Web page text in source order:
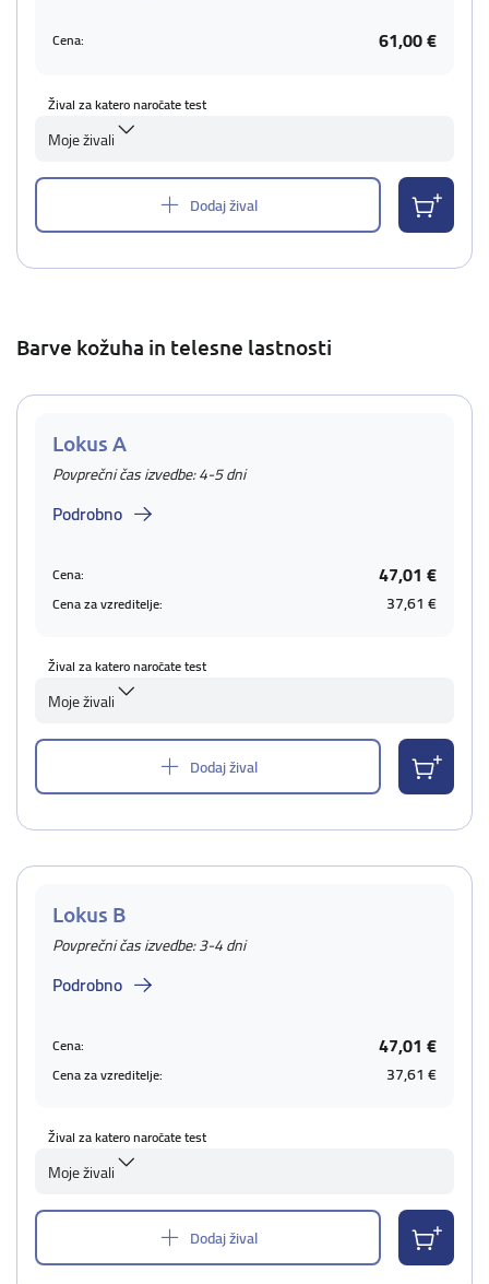
Cena: 61,00 €
Žival za katero naročate test
Moje živali
Dodaj žival
Barve kožuha in telesne lastnosti
Lokus A
Povprečni čas izvedbe: 4-5 dni
Podrobno
Cena: 47,01 €
Cena za vzreditelje: 37,61 €
Žival za katero naročate test
Moje živali
Dodaj žival
Lokus B
Povprečni čas izvedbe: 3-4 dni
Podrobno
Cena: 47,01 €
Cena za vzreditelje: 37,61 €
Žival za katero naročate test
Moje živali
Dodaj žival